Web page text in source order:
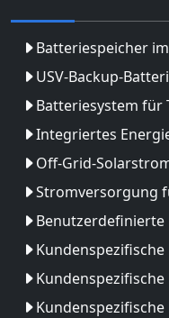
Batteriespeicher
USV-Backup-
Batteriesystem
Integriertes
Off-Grid-
Stromversorgung
Benutzerdefinierte